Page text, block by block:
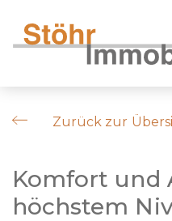
Zurück zur
Komfort und
höchstem